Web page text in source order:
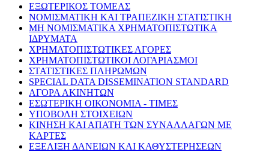
ΕΞΩΤΕΡΙΚΟΣ ΤΟΜΕΑΣ
ΝΟΜΙΣΜΑΤΙΚΗ ΚΑΙ ΤΡΑΠΕΖΙΚΗ ΣΤΑΤΙΣΤΙΚΗ
ΜΗ ΝΟΜΙΣΜΑΤΙΚΑ ΧΡΗΜΑΤΟΠΙΣΤΩΤΙΚΑ
ΙΔΡΥΜΑΤΑ
ΧΡΗΜΑΤΟΠΙΣΤΩΤΙΚΕΣ ΑΓΟΡΕΣ
ΧΡΗΜΑΤΟΠΙΣΤΩΤΙΚΟΙ ΛΟΓΑΡΙΑΣΜΟΙ
ΣΤΑΤΙΣΤΙΚΕΣ ΠΛΗΡΩΜΩΝ
SPECIAL DATA DISSEMINATION STANDARD
ΑΓΟΡΑ ΑΚΙΝΗΤΩΝ
ΕΣΩΤΕΡΙΚΗ ΟΙΚΟΝΟΜΙΑ - ΤΙΜΕΣ
ΥΠΟΒΟΛΗ ΣΤΟΙΧΕΙΩΝ
ΚΙΝΗΣΗ ΚΑΙ ΑΠΑΤΗ ΤΩΝ ΣΥΝΑΛΛΑΓΩΝ ΜΕ
ΚΑΡΤΕΣ
ΕΞΕΛΙΞΗ ΔΑΝΕΙΩΝ ΚΑΙ ΚΑΘΥΣΤΕΡΗΣΕΩΝ